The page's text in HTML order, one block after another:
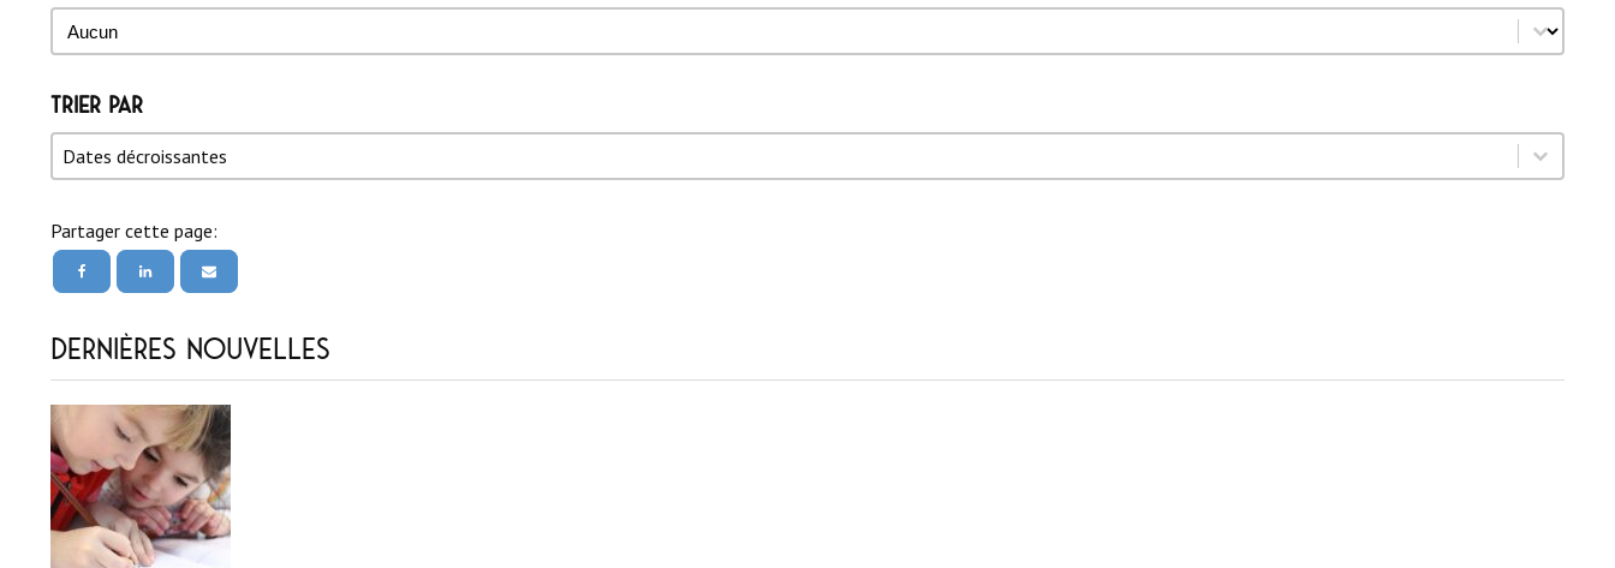
Auteur
Auteur
Trier par
Trier par
Trier par
Dates décroissantes
Trier par
Partager cette page:
Dernières nouvelles